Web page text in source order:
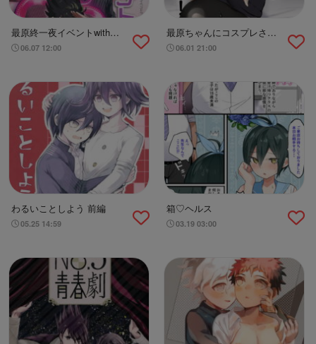
最原終一夜イベントwith百
田解斗
06.07 12:00
最原ちゃんにコスプレさせ
てエッチがしたい！
06.01 21:00
わるいことしよう 前編
05.25 14:59
箱♡ヘルス
03.19 03:00